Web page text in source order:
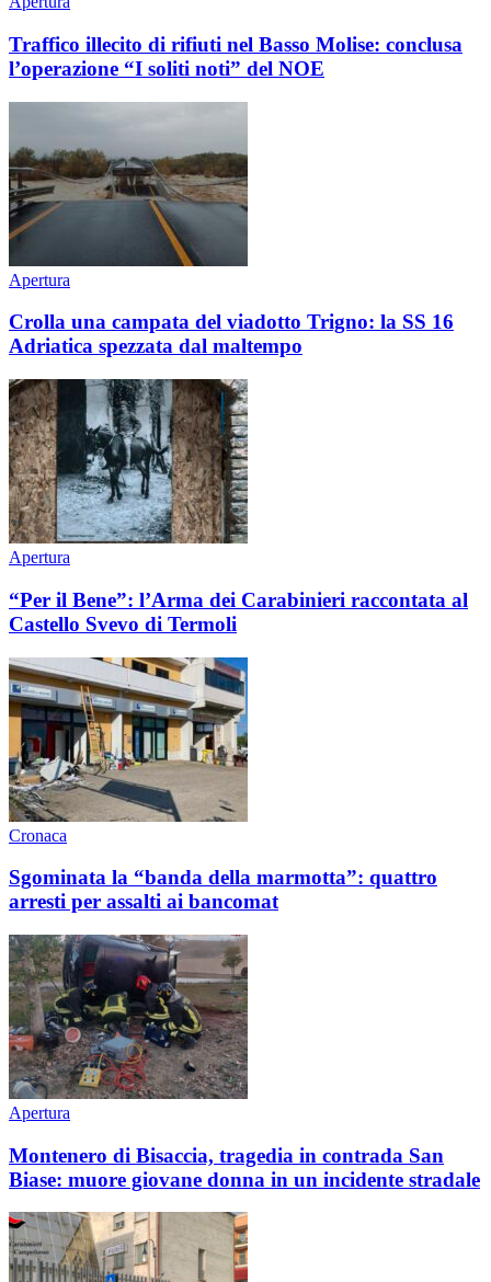
Traffico illecito di rifiuti nel Basso Molise: conclusa
l’operazione “I soliti noti” del NOE
Apertura
Crolla una campata del viadotto Trigno: la SS 16
Adriatica spezzata dal maltempo
Apertura
“Per il Bene”: l’Arma dei Carabinieri raccontata al
Castello Svevo di Termoli
Cronaca
Sgominata la “banda della marmotta”: quattro
arresti per assalti ai bancomat
Apertura
Montenero di Bisaccia, tragedia in contrada San
Biase: muore giovane donna in un incidente stradale